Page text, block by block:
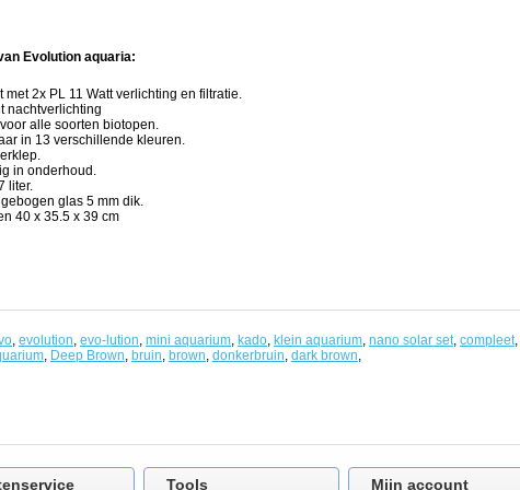
Evolution aquaria:
met 2x PL 11 Watt verlichting en filtratie.
nachtverlichting
alle soorten biotopen.
in 13 verschillende kleuren.
in onderhoud.
liter.
glas 5 mm dik.
40 x 35.5 x 39 cm
, evolution, evo-lution, mini aquarium, kado, klein aquarium, nano solar set, compleet,
, Deep Brown, bruin, brown, donkerbruin, dark brown,
Tools Mijn account